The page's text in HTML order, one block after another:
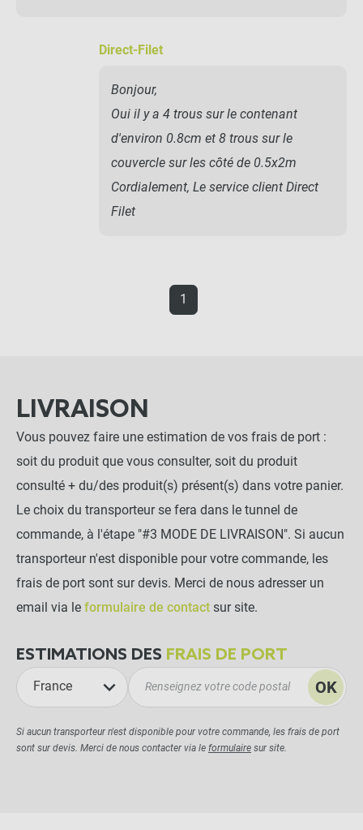
Direct-Filet
Bonjour,
Oui il y a 4 trous sur le contenant
d'environ 0.8cm et 8 trous sur le
couvercle sur les côté de 0.5x2m
Cordialement, Le service client Direct
Filet
1
LIVRAISON
Vous pouvez faire une estimation de vos frais de port :
soit du produit que vous consulter, soit du produit
consulté + du/des produit(s) présent(s) dans votre panier.
Le choix du transporteur se fera dans le tunnel de
commande, à l'étape "#3 MODE DE LIVRAISON". Si aucun
transporteur n'est disponible pour votre commande, les
frais de port sont sur devis. Merci de nous adresser un
email via le formulaire de contact sur site.
ESTIMATIONS DES FRAIS DE PORT
France OK
Si aucun transporteur n'est disponible pour votre commande, les frais de port
sont sur devis. Merci de nous contacter via le formulaire sur site.